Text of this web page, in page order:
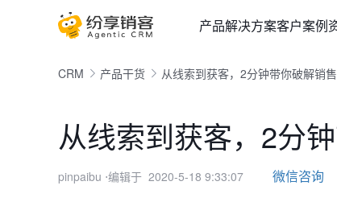
产品解决方案客户案例
CRM 产品干货 从线索到获客，2分钟带你破解销售
从线索到获客，2分
pinpaibu ⋅编辑于 2020-5-18 9:33:07 微信咨询